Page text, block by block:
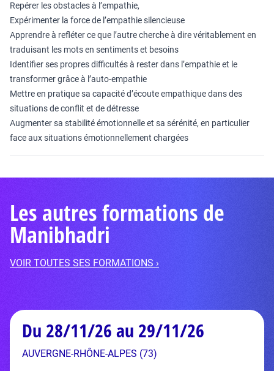
Repérer les obstacles à l’empathie,
Expérimenter la force de l’empathie silencieuse
Apprendre à refléter ce que l’autre cherche à dire véritablement en
traduisant les mots en sentiments et besoins
Identifier ses propres difficultés à rester dans l’empathie et le
transformer grâce à l’auto-empathie
Mettre en pratique sa capacité d’écoute empathique dans des
situations de conflit et de détresse
Augmenter sa stabilité émotionnelle et sa sérénité, en particulier
face aux situations émotionnellement chargées
Les autres formations de
Manibhadri
VOIR TOUTES SES FORMATIONS ›
Du 28/11/26 au 29/11/26
AUVERGNE-RHÔNE-ALPES (73)